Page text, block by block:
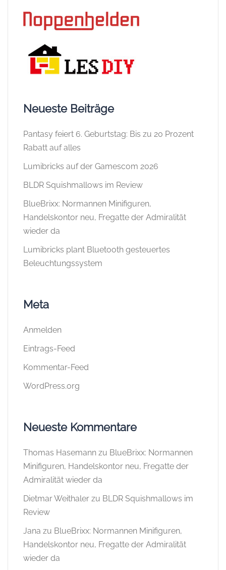
Neueste Beiträge
Pantasy feiert 6. Geburtstag: Bis zu 20 Prozent
Rabatt auf alles
Lumibricks auf der Gamescom 2026
BLDR Squishmallows im Review
BlueBrixx: Normannen Minifiguren,
Handelskontor neu, Fregatte der Admiralität
wieder da
Lumibricks plant Bluetooth gesteuertes
Beleuchtungssystem
Meta
Anmelden
Eintrags-Feed
Kommentar-Feed
WordPress.org
Neueste Kommentare
Thomas Hasemann zu BlueBrixx: Normannen
Minifiguren, Handelskontor neu, Fregatte der
Admiralität wieder da
Dietmar Weithaler zu BLDR Squishmallows im
Review
Jana zu BlueBrixx: Normannen Minifiguren,
Handelskontor neu, Fregatte der Admiralität
wieder da